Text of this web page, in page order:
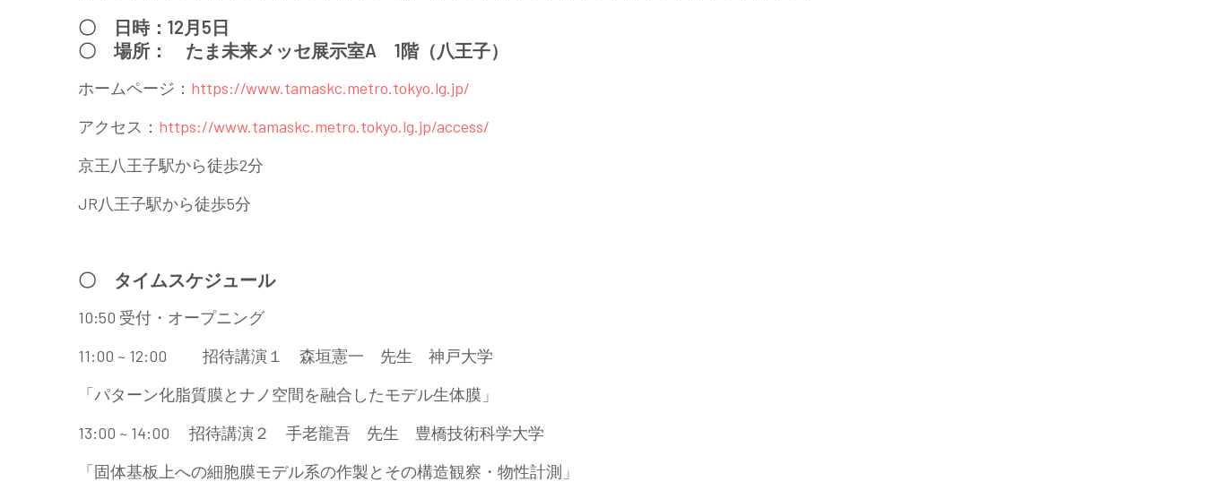
〇 日時：12月5日
〇 場所： たま未来メッセ展示室A 1階（八王子）
ホームページ： https://www.tamaskc.metro.tokyo.lg.jp/
アクセス： https://www.tamaskc.metro.tokyo.lg.jp/access/
京王八王子駅から徒歩2分
JR八王子駅から徒歩5分
〇 タイムスケジュール
10:50 受付・オープニング
11:00 ~ 12:00 招待講演１ 森垣憲一 先生 神戸大学
「パターン化脂質膜とナノ空間を融合したモデル生体膜」
13:00 ~ 14:00 招待講演２ 手老龍吾 先生 豊橋技術科学大学
「固体基板上への細胞膜モデル系の作製とその構造観察・物性計測」